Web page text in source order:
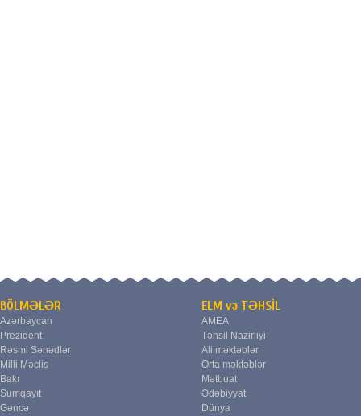
BÖLMƏLƏR
Azərbaycan
Prezident
Rəsmi Sənədlər
Milli Məclis
Bakı
Sumqayıt
Gəncə
ELM və TƏHSİL
AMEA
Təhsil Nazirliyi
Ali məktəblər
Orta məktəblər
Mətbuat
Ədəbiyyat
Dünya